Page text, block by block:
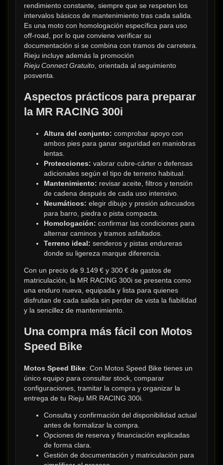
rendimiento constante, siempre que se respeten los
intervalos básicos de mantenimiento tras cada salida.
Es una moto con homologación específica para uso
off‑road, por lo que conviene verificar su
documentación si se combina con tramos de carretera.
Rieju Connect Gratuito , orientada al seguimiento
posventa.
Aspectos prácticos para preparar
la MR RACING 300i
Altura del conjunto: comprobar apoyo con
ambos pies para ganar seguridad en maniobras
lentas.
Protecciones: valorar cubre‑cárter o defensas
adicionales según el tipo de terreno habitual.
Mantenimiento: revisar aceite, filtros y tensión
de cadena después de cada uso intensivo.
Neumáticos: elegir dibujo y presión adecuados
para barro, piedra o pista compacta.
Homologación: confirmar las condiciones para
alternar caminos y tramos asfaltados.
Terreno ideal: senderos y pistas endureras
donde su ligereza marque diferencia.
Con un precio de 9.149 € y 300 € de gastos de
matriculación, la MR RACING 300i se presenta como
una enduro nueva, equipada y lista para quienes
disfrutan de cada salida sin perder de vista la fiabilidad
y la sencillez de mantenimiento.
Una compra más fácil con Motos
Speed Bike
Motos Speed Bike: Con Motos Speed Bike tienes un
único equipo para consultar stock, comparar
configuraciones, tramitar la compra y organizar la
entrega de tu Rieju MR RACING 300i.
Consulta y confirmación del disponibilidad actual
antes de formalizar la compra.
Opciones de reserva y financiación explicadas
de forma clara.
Gestión de documentación y matriculación para